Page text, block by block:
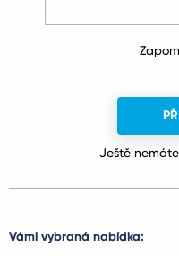
Ještě
Vámi vybraná nabídka: